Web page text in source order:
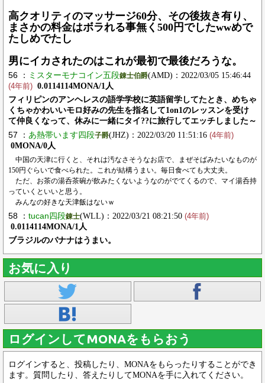
高クオリティのマッサージ60分、その後抜き有り、
まさかの料金はボラれる事無く500円でしたwwめで
たしめでたし
男にイカされたのはこれが最初で最後だろうな。
56 ： ミスターモナコイン五段錬士伯爵(AMD)：2022/03/05 15:46:44
(4年前) 0.0114114MONA/1人
フィリピンのアンヘレスの語学学校に英語留学してたとき、めちゃ
くちゃかわいいモロ好みの先生を指名して1on1のレッスンを受け
て仲良くなって、休みに一緒にタイ??に旅行してエッチしました～
57 ： あ熱帯います四段子爵(JHZ)：2022/03/20 11:51:16 (4年前)
0MONA/0人
中国の天津に行くと、それは汚なさそうなお店で、まぜそばみたいなものが
150円ぐらいで食べられた。これが結構うまい。毎日食べても大丈夫。
ただ、お茶の湯呑茶碗が飲みたくないようなのがでてくるので、マイ湯呑持
っていくといいと思う。
みんなの好きな天津飯はないｗ
58 ： tucan四段錬士(WLL)：2022/03/21 08:21:50 (4年前)
0.0114114MONA/1人
ブラジルのバナナはうまい。
お気に入り
ログインしてMONAをもらおう
ログインすると、投稿したり、MONAをもらったりすることができ
ます。質問したり、答えたりしてMONAを手に入れてください。